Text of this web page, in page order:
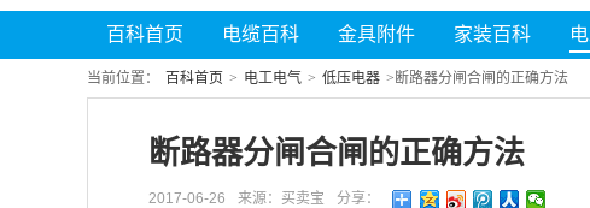
百科首页 电缆百科 金具附件 家装百科
当前位置： 百科首页 > 电工电气 > 低压电器 > 断路器分闸合闸的正确方法
断路器分闸合闸的正确方法
2017-06-26 来源：买卖宝 分享：